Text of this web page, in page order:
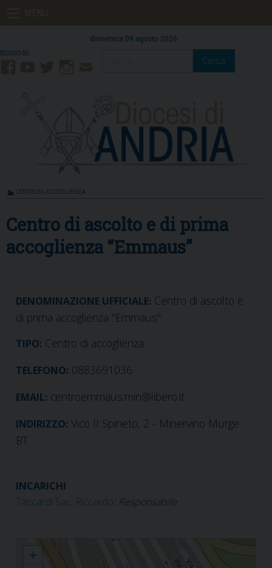
domenica 09 agosto 2026
Mail
Cerca
CENTRO DI ACCOGLIENZA
Centro di ascolto e di prima
accoglienza “Emmaus”
DENOMINAZIONE UFFICIALE: Centro di ascolto e
di prima accoglienza "Emmaus"
TIPO: Centro di accoglienza
TELEFONO: 0883691036
EMAIL: centroemmaus.min@libero.it
INDIRIZZO: Vico II Spineto, 2 - Minervino Murge
BT
INCARICHI
Taccardi Sac. Riccardo : Responsabile
Centro di ascolto e di prima accoglienza "Emmaus"
+